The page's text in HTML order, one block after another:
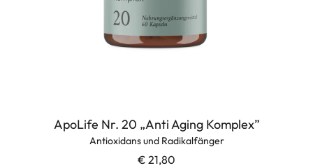
ApoLife Nr. 20 „Anti Aging Komplex”
Antioxidans und Radikalfänger
€ 21,80